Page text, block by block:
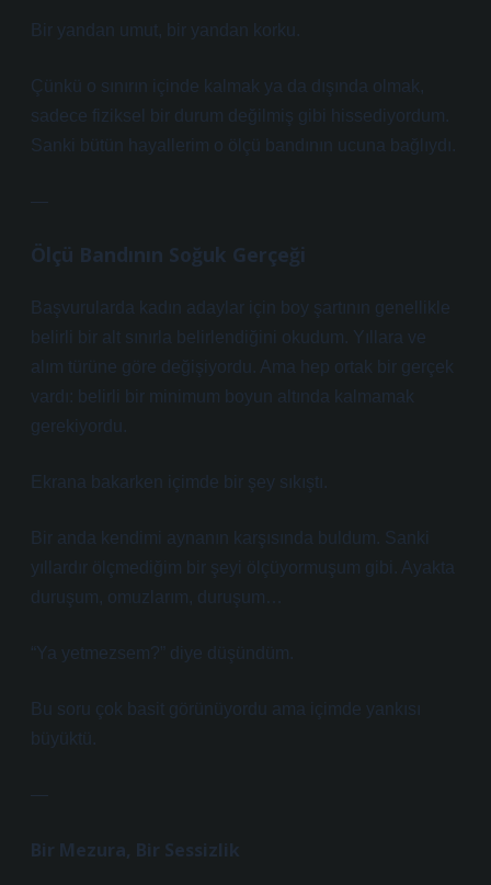
Bir yandan umut, bir yandan korku.
Çünkü o sınırın içinde kalmak ya da dışında olmak,
sadece fiziksel bir durum değilmiş gibi hissediyordum.
Sanki bütün hayallerim o ölçü bandının ucuna bağlıydı.
—
Ölçü Bandının Soğuk Gerçeği
Başvurularda kadın adaylar için boy şartının genellikle
belirli bir alt sınırla belirlendiğini okudum. Yıllara ve
alım türüne göre değişiyordu. Ama hep ortak bir gerçek
vardı: belirli bir minimum boyun altında kalmamak
gerekiyordu.
Ekrana bakarken içimde bir şey sıkıştı.
Bir anda kendimi aynanın karşısında buldum. Sanki
yıllardır ölçmediğim bir şeyi ölçüyormuşum gibi. Ayakta
duruşum, omuzlarım, duruşum…
“Ya yetmezsem?” diye düşündüm.
Bu soru çok basit görünüyordu ama içimde yankısı
büyüktü.
—
Bir Mezura, Bir Sessizlik